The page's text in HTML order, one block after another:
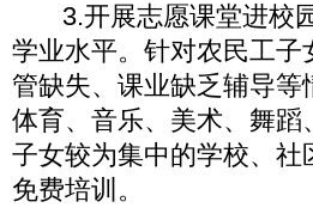
3.开展志愿课堂进校园
学业水平。针对农民工
管缺失、课业缺乏辅导
体育、音乐、美术、舞
子女较为集中的学校、
免费培训。